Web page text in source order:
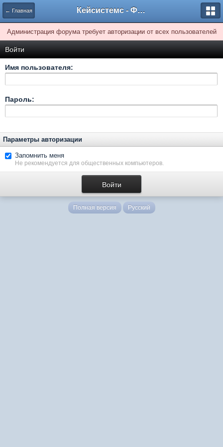
← Главная Кейсистемс - Форумы
Администрация форума требует авторизации от всех пользователей
Войти
Имя пользователя:
Пароль:
Параметры авторизации
Запомнить меня
Не рекомендуется для общественных компьютеров.
Полная версия Русский